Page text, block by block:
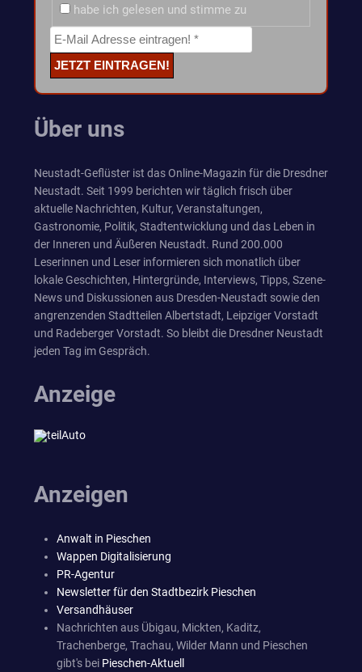
habe ich gelesen und stimme zu
Über uns
Neustadt-Geflüster ist das Online-Magazin für die Dresdner
Neustadt. Seit 1999 berichten wir täglich frisch über
aktuelle Nachrichten, Kultur, Veranstaltungen,
Gastronomie, Politik, Stadtentwicklung und das Leben in
der Inneren und Äußeren Neustadt. Rund 200.000
Leserinnen und Leser informieren sich monatlich über
lokale Geschichten, Hintergründe, Interviews, Tipps, Szene-
News und Diskussionen aus Dresden-Neustadt sowie den
angrenzenden Stadtteilen Albertstadt, Leipziger Vorstadt
und Radeberger Vorstadt. So bleibt die Dresdner Neustadt
jeden Tag im Gespräch.
Anzeige
Anzeigen
Anwalt in Pieschen
Wappen Digitalisierung
PR-Agentur
Newsletter für den Stadtbezirk Pieschen
Versandhäuser
Nachrichten aus Übigau, Mickten, Kaditz,
Trachenberge, Trachau, Wilder Mann und Pieschen
gibt's bei Pieschen-Aktuell